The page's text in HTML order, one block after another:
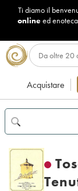
Ti diamo il
onlineed
Acquistare